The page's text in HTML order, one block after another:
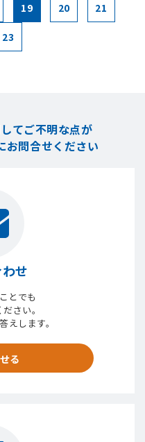
19 20 21
23
てご不明な点が
お問合せください
せ
とでも
さい。
えします。
る